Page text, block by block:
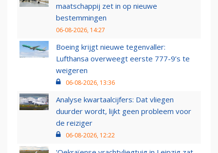
maatschappij zet in op nieuwe
bestemmingen
06-08-2026, 14:27
Boeing krijgt nieuwe tegenvaller:
Lufthansa overweegt eerste 777-9’s te
weigeren
06-08-2026, 13:36
Analyse kwartaalcijfers: Dat vliegen
duurder wordt, lijkt geen probleem voor
de reiziger
06-08-2026, 12:22